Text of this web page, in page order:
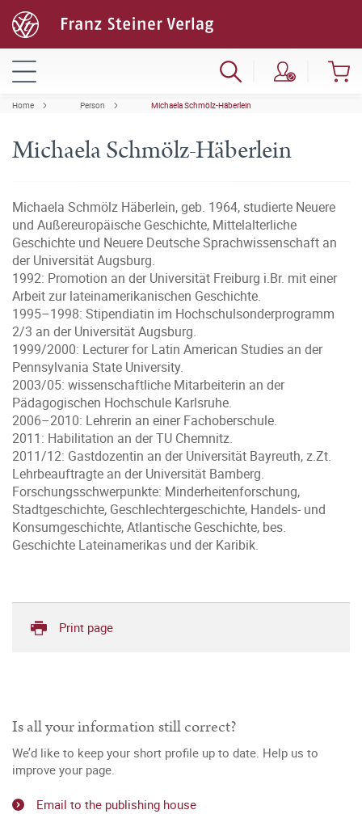
Home Person Michaela Schmölz-Häberlein
Michaela Schmölz-Häberlein
Michaela Schmölz Häberlein, geb. 1964, studierte Neuere
und Außereuropäische Geschichte, Mittelalterliche
Geschichte und Neuere Deutsche Sprachwissenschaft an
der Universität Augsburg.
1992: Promotion an der Universität Freiburg i.Br. mit einer
Arbeit zur lateinamerikanischen Geschichte.
1995–1998: Stipendiatin im Hochschulsonderprogramm
2/3 an der Universität Augsburg.
1999/2000: Lecturer for Latin American Studies an der
Pennsylvania State University.
2003/05: wissenschaftliche Mitarbeiterin an der
Pädagogischen Hochschule Karlsruhe.
2006–2010: Lehrerin an einer Fachoberschule.
2011: Habilitation an der TU Chemnitz.
2011/12: Gastdozentin an der Universität Bayreuth, z.Zt.
Lehrbeauftragte an der Universität Bamberg.
Forschungsschwerpunkte: Minderheitenforschung,
Stadtgeschichte, Geschlechtergeschichte, Handels- und
Konsumgeschichte, Atlantische Geschichte, bes.
Geschichte Lateinamerikas und der Karibik.
Print page
Is all your information still correct?
We’d like to keep your short profile up to date. Help us to
improve your page.
Email to the publishing house